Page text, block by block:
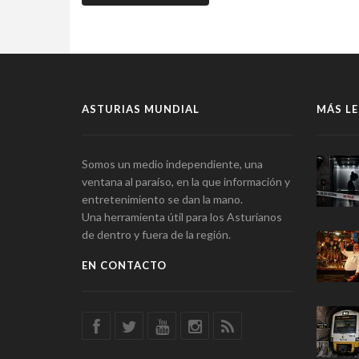
ASTURIAS MUNDIAL
Somos un medio independiente, una
ventana al paraíso, en la que información y
entretenimiento se dan la mano.
Una herramienta útil para los Asturianos
de dentro y fuera de la región.
EN CONTACTO
MÁS